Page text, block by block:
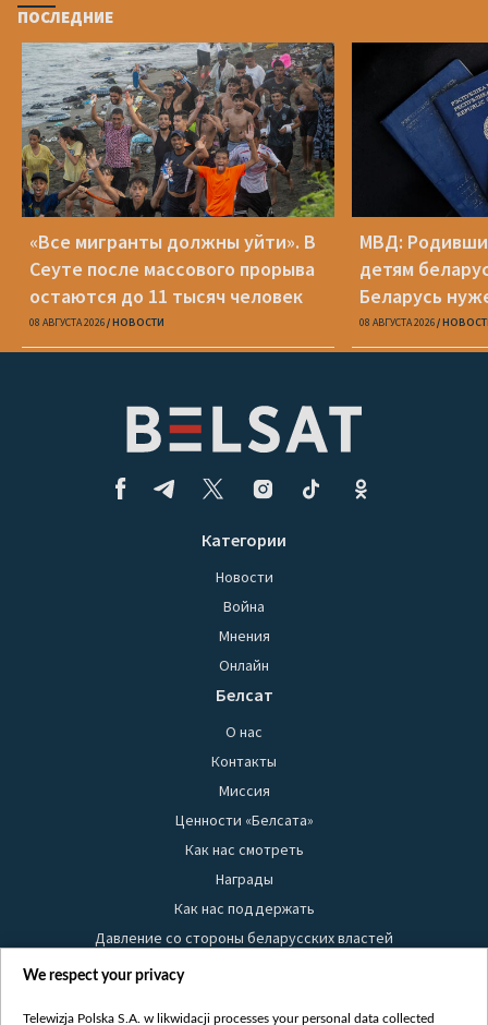
ПОСЛЕДНИЕ
«Все мигранты должны уйти». В
Сеуте после массового прорыва
остаются до 11 тысяч человек
08 АВГУСТА 2026 НОВОСТИ
МВД:
детям
Беларусь
паспорт
08 АВГУСТА 2026
Категории
Новости
Война
Мнения
Онлайн
Белсат
О нас
Контакты
Миссия
Ценности «Белсата»
Как нас смотреть
Награды
Как нас поддержать
Давление со стороны беларусских властей
Правила использования материалов
We respect your privacy
Telewizja Polska S.A. w likwidacji processes your personal data collected